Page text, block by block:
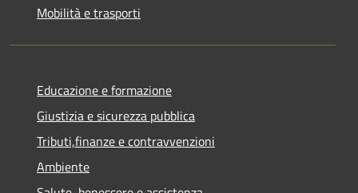
Mobilità e trasporti
Educazione e formazione
Giustizia e sicurezza pubblica
Tributi,finanze e contravvenzioni
Ambiente